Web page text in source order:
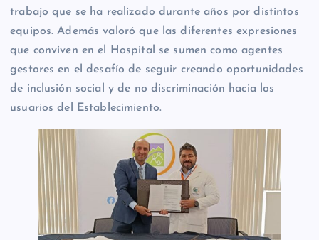
trabajo que se ha realizado durante años por distintos
equipos. Además valoró que las diferentes expresiones
que conviven en el Hospital se sumen como agentes
gestores en el desafío de seguir creando oportunidades
de inclusión social y de no discriminación hacia los
usuarios del Establecimiento.